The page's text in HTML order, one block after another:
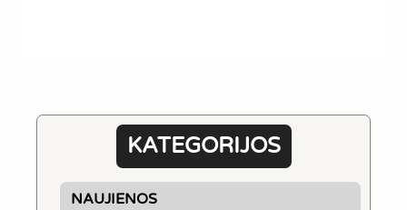
KATEGORIJOS
NAUJIENOS
options
chosen